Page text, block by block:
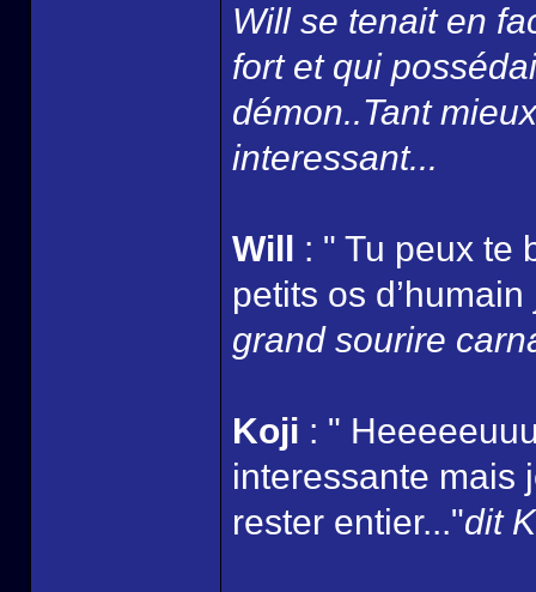
Will se tenait en
fort et qui
démon..Tant
interessant...
Will : " Tu peux te
petits os
grand sourire
Koji : "
interessante mais
rester entier..."dit